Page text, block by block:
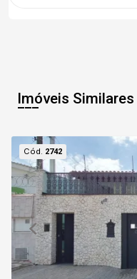
Imóveis Similares
Cód. 2742